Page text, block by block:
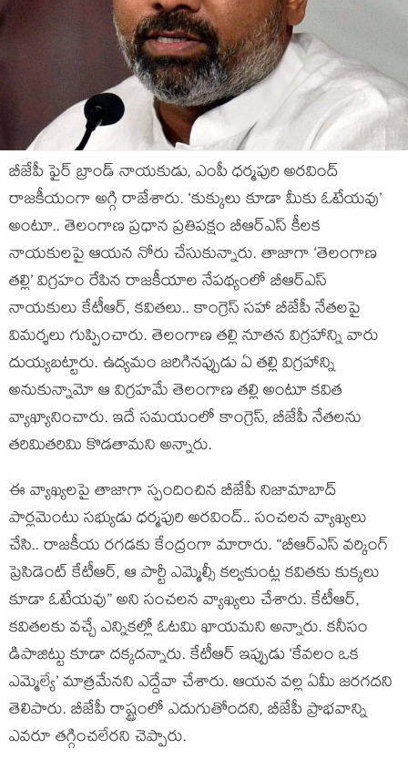
బీజేపీ ఫైర్ బ్రాండ్ నాయ‌కుడు, ఎంపీ ధ‌ర్మ‌పురి అర‌వింద్
రాజ‌కీయంగా అగ్గి రాజేశారు. ‘కుక్కులు కూడా మీకు ఓటేయ‌వు’
అంటూ.. తెలంగాణ ప్ర‌ధాన ప్ర‌తిప‌క్షం బీఆర్ఎస్ కీల‌క
నాయ‌కుల‌పై ఆయ‌న నోరు చేసుకున్నారు. తాజాగా ‘తెలంగాణ
త‌ల్లి’ విగ్ర‌హం రేపిన రాజ‌కీయాల నేప‌థ్యంలో బీఆర్ఎస్
నాయ‌కులు కేటీఆర్‌, క‌విత‌లు.. కాంగ్రెస్ స‌హా బీజేపీ నేత‌ల‌పై
విమ‌ర్శ‌లు గుప్పించారు. తెలంగాణ త‌ల్లి నూత‌న విగ్ర‌హాన్ని వారు
దుయ్య‌బ‌ట్టారు. ఉద్యమం జ‌రిగిన‌ప్పుడు ఏ త‌ల్లి విగ్ర‌హాన్ని
అనుకున్నామో ఆ విగ్ర‌హ‌మే తెలంగాణ త‌ల్లి అంటూ క‌విత
వ్యాఖ్యానించారు. ఇదే స‌మ‌యంలో కాంగ్రెస్‌, బీజేపీ నేత‌ల‌ను
త‌రిమితరిమి కొడ‌తామ‌ని అన్నారు.
ఈ వ్యాఖ్య‌ల‌పై తాజాగా స్పందించిన బీజేపీ నిజామాబాద్
పార్ల‌మెంటు స‌భ్యుడు ధ‌ర్మ‌పురి అర‌వింద్‌.. సంచ‌ల‌న వ్యాఖ్య‌లు
చేసి.. రాజ‌కీయ ర‌గ‌డ‌కు కేంద్రంగా మారారు. “బీఆర్ఎస్ వర్కింగ్
ప్రెసిడెంట్ కేటీఆర్, ఆ పార్టీ ఎమ్మెల్సీ కల్వకుంట్ల కవితకు కుక్క‌లు
కూడా ఓటేయ‌వు” అని సంచలన వ్యాఖ్యలు చేశారు. కేటీఆర్,
కవితలకు వచ్చే ఎన్నికల్లో ఓట‌మి ఖాయ‌మ‌ని అన్నారు. క‌నీసం
డిపాజిట్టు కూడా ద‌క్క‌ద‌న్నారు. కేటీఆర్ ఇప్పుడు ‘కేవలం ఒక
ఎమ్మెల్యే’ మాత్రమేనని ఎద్దేవా చేశారు. ఆయ‌న వ‌ల్ల ఏమీ జ‌ర‌గ‌ద‌ని
తెలిపారు. బీజేపీ రాష్ట్రంలో ఎదుగుతోంద‌ని, బీజేపీ ప్రాభ‌వాన్ని
ఎవ‌రూ త‌గ్గించ‌లేర‌ని చెప్పారు.